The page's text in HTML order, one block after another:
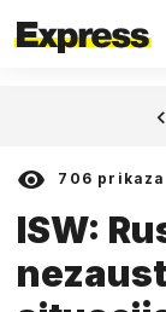
706 prikaza
ISW: